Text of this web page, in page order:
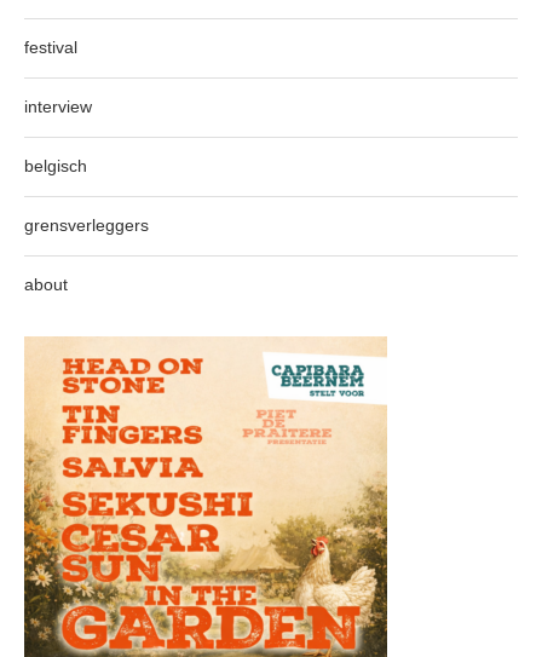
festival
interview
belgisch
grensverleggers
about